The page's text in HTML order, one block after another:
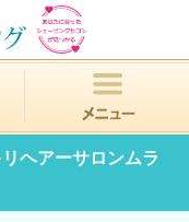
ヘアーサロンムラ